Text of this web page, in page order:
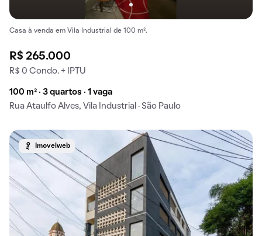
Casa à venda em Vila Industrial de 100 m².
R$ 265.000
R$ 0 Condo. + IPTU
100 m² · 3 quartos · 1 vaga
Rua Ataulfo Alves, Vila Industrial · São Paulo
Imovelweb